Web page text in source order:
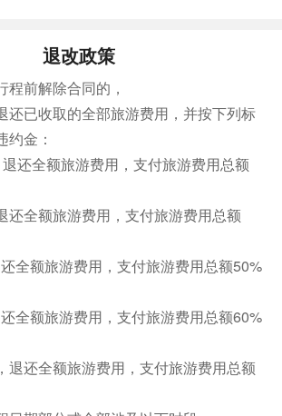
订，含接送，不含早餐）
普芬比利蒸汽火车+菲利普企鹅岛
火车是建于20世纪之交的一条实验
它是澳大利亚历史悠久的蒸汽火车，
存较好的蒸汽火车铁路之一。火车行
中从贝尔格雷到丹顿农山脉一路经
和长满蕨类的溪谷，两侧开放的车厢
的美景，比如普芬比利铁路线较为著
蒙布克溪栈桥。
蒸汽之旅】搭乘历史悠久的普芬比利
梭回往昔岁月，沉浸在对旧时光的深
企鹅天堂】在菲利普企鹅岛，体验一
观游行——“企鹅归巢”。随着夕阳的
万的企鹅们从海中涌出，踏上归家之
退改政策
前解除合同的，
还已收取的全部旅游费用，并按下列标
约金：
还全额旅游费用，支付旅游费用总额
还全额旅游费用，支付旅游费用总额
全额旅游费用，支付旅游费用总额50%
全额旅游费用，支付旅游费用总额60%
退还全额旅游费用，支付旅游费用总额